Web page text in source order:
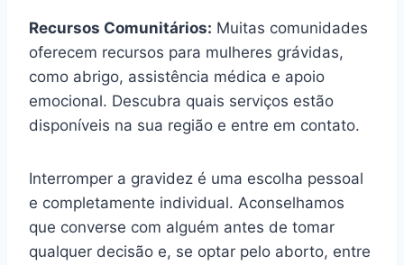
Recursos Comunitários: Muitas comunidades
oferecem recursos para mulheres grávidas,
como abrigo, assistência médica e apoio
emocional. Descubra quais serviços estão
disponíveis na sua região e entre em contato.
Interromper a gravidez é uma escolha pessoal
e completamente individual. Aconselhamos
que converse com alguém antes de tomar
qualquer decisão e, se optar pelo aborto, entre